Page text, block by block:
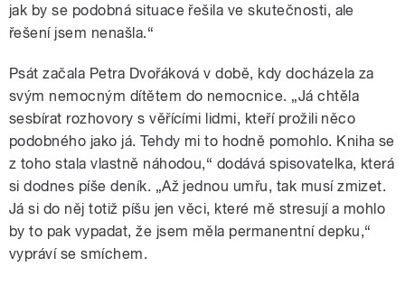
jak by se podobná situace řešila ve skutečnosti, ale
řešení jsem nenašla.“
Psát začala Petra Dvořáková v době, kdy docházela za
svým nemocným dítětem do nemocnice. „Já chtěla
sesbírat rozhovory s věřícími lidmi, kteří prožili něco
podobného jako já. Tehdy mi to hodně pomohlo. Kniha se
z toho stala vlastně náhodou,“ dodává spisovatelka, která
si dodnes píše deník. „Až jednou umřu, tak musí zmizet.
Já si do něj totiž píšu jen věci, které mě stresují a mohlo
by to pak vypadat, že jsem měla permanentní depku,“
vypráví se smíchem.